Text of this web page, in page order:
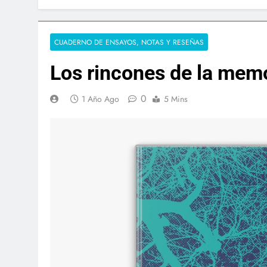
CUADERNO DE ENSAYOS, NOTAS Y RESEÑAS
Los rincones de la
1 Año Ago 0 5 Mins